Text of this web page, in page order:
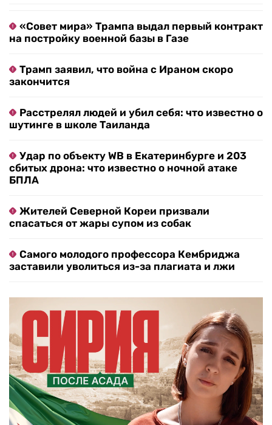
«Совет мира» Трампа выдал первый контракт
на постройку военной базы в Газе
Трамп заявил, что война с Ираном скоро
закончится
Расстрелял людей и убил себя: что известно о
шутинге в школе Таиланда
Удар по объекту WB в Екатеринбурге и 203
сбитых дрона: что известно о ночной атаке
БПЛА
Жителей Северной Кореи призвали
спасаться от жары супом из собак
Самого молодого профессора Кембриджа
заставили уволиться из-за плагиата и лжи